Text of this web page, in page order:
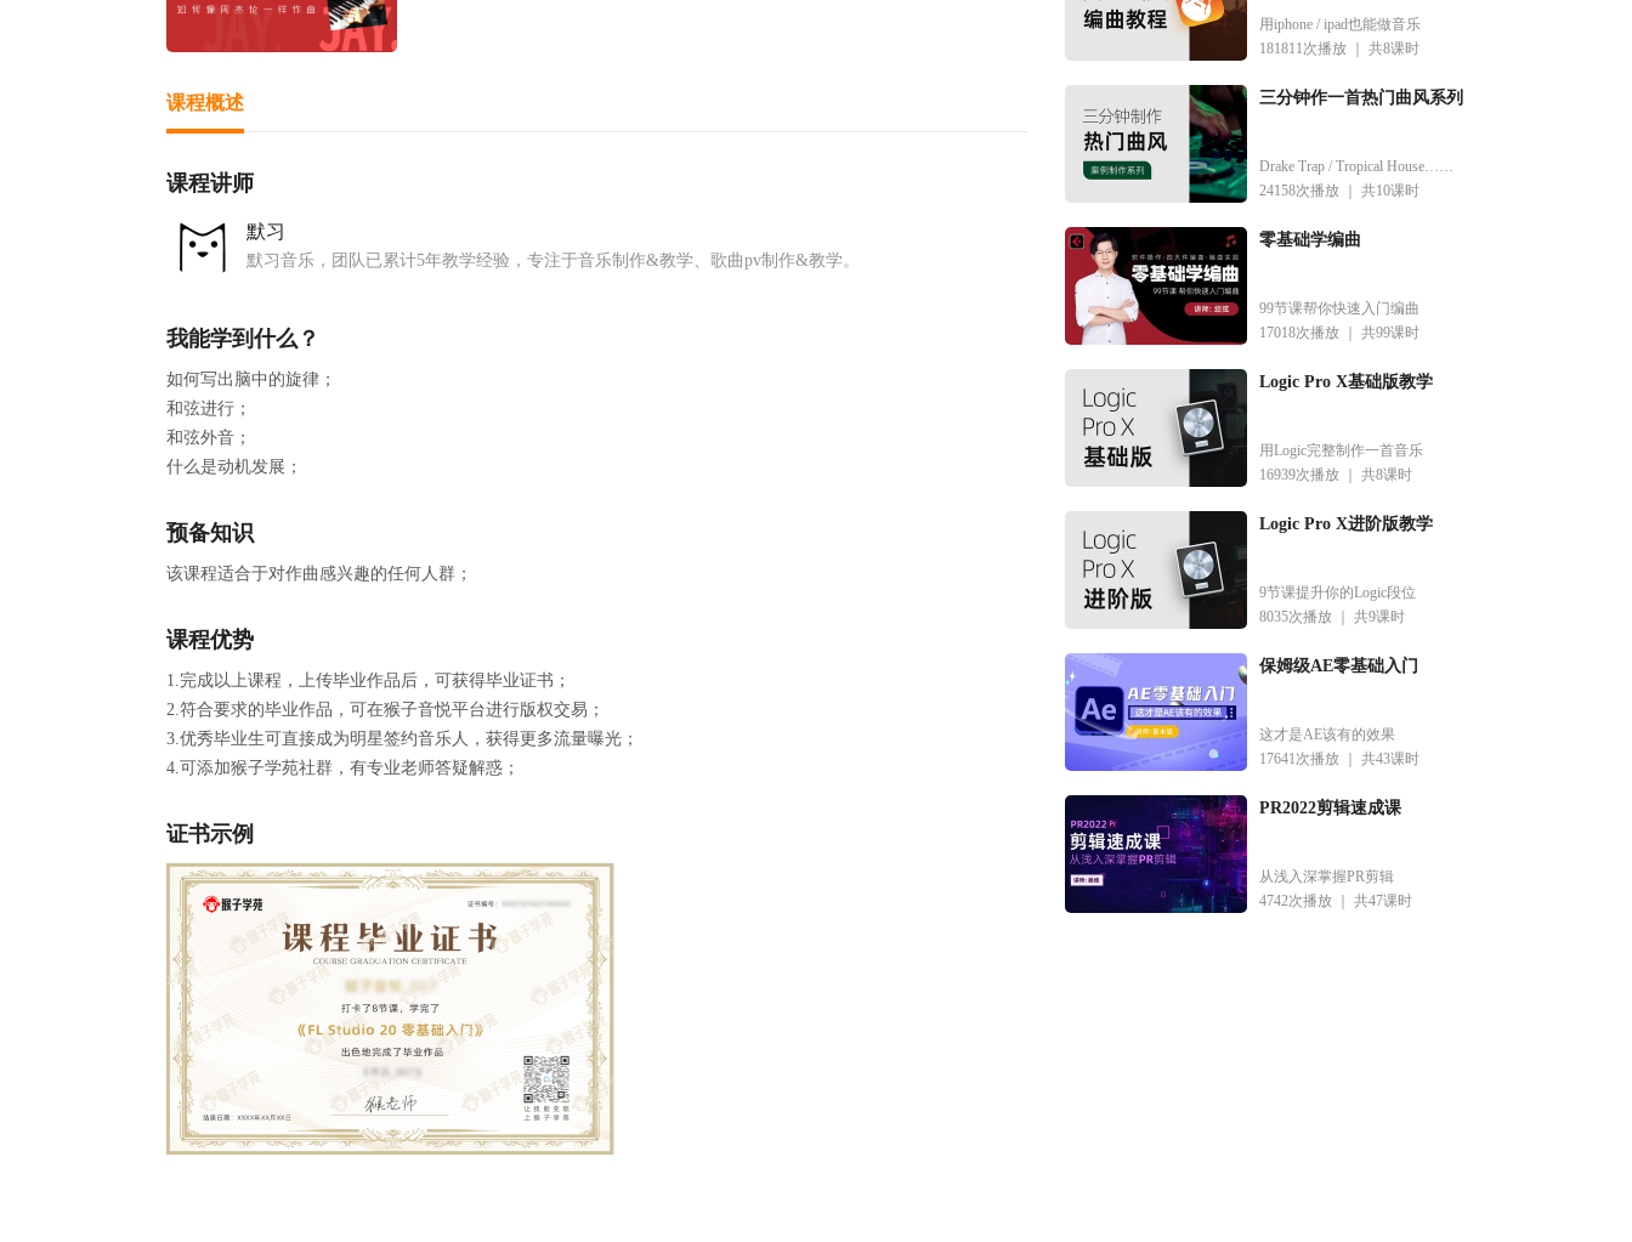
课程概述
课程讲师
默习
默习音乐，团队已累计5年教学经验，专注于音乐制作&教学、歌曲pv制作&教学。
我能学到什么？
如何写出脑中的旋律；
和弦进行；
和弦外音；
什么是动机发展；
预备知识
该课程适合于对作曲感兴趣的任何人群；
课程优势
1.完成以上课程，上传毕业作品后，可获得毕业证书；
2.符合要求的毕业作品，可在猴子音悦平台进行版权交易；
3.优秀毕业生可直接成为明星签约音乐人，获得更多流量曝光；
4.可添加猴子学苑社群，有专业老师答疑解惑；
证书示例
用iphone / ipad也能做音乐
181811次播放 ｜ 共8课时
三分钟作一首热门曲风系列
Drake Trap / Tropical House……
24158次播放 ｜ 共10课时
零基础学编曲
99节课帮你快速入门编曲
17018次播放 ｜ 共99课时
Logic Pro X基础版教学
用Logic完整制作一首音乐
16939次播放 ｜ 共8课时
Logic Pro X进阶版教学
9节课提升你的Logic段位
8035次播放 ｜ 共9课时
保姆级AE零基础入门
这才是AE该有的效果
17641次播放 ｜ 共43课时
PR2022剪辑速成课
从浅入深掌握PR剪辑
4742次播放 ｜ 共47课时